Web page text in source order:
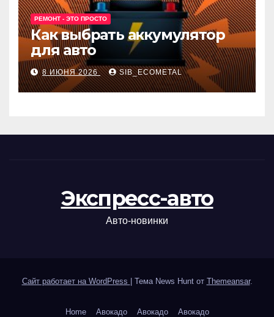
РЕМОНТ - ЭТО ПРОСТО
Как выбрать аккумулятор
для авто
8 ИЮНЯ 2026 SIB_ECOMETAL
Экспресс-авто
Авто-новинки
Сайт работает на WordPress Тема News Hunt от Themeansar.
Home Авокадо Авокадо Авокадо